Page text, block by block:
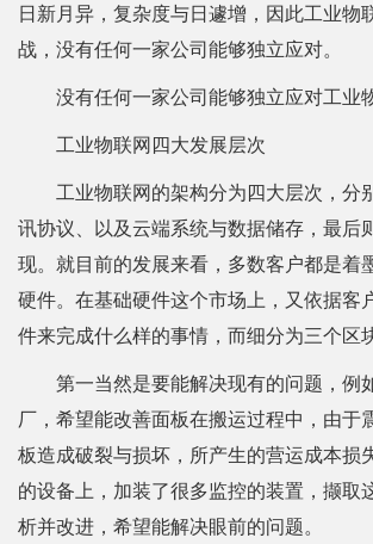
日新月异，复杂度与日遽增，因此工业物
战，没有任何一家公司能够独立应对。
没有任何一家公司能够独立应对工业
工业物联网四大发展层次
工业物联网的架构分为四大层次，分
讯协议、以及云端系统与数据储存，最后
现。就目前的发展来看，多数客户都是着
硬件。在基础硬件这个市场上，又依据客
件来完成什么样的事情，而细分为三个区块
第一当然是要能解决现有的问题，例
厂，希望能改善面板在搬运过程中，由于
板造成破裂与损坏，所产生的营运成本损
的设备上，加装了很多监控的装置，撷取
析并改进，希望能解决眼前的问题。